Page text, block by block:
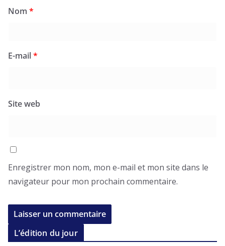
Nom *
E-mail*
Site web
Enregistrer mon nom, mon e-mail et mon site dans le
navigateur pour mon prochain commentaire.
L’édition du jour